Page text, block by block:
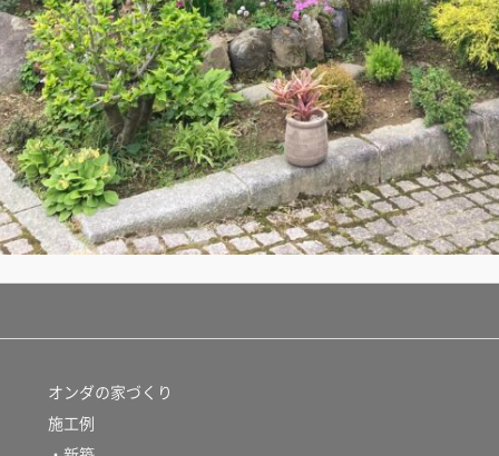
オンダの家づくり
施工例